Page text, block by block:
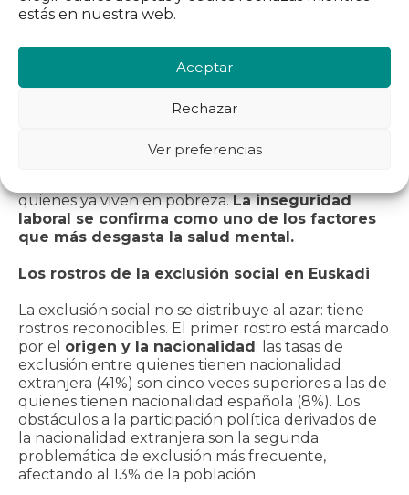
estás en nuestra web.
Aceptar
Rechazar
Ver preferencias
concentran en la población en exclusión y en
para comprar medicinas o seguir tratamientos por
falta de recursos afecta a unas 157.000 personas, y
el 13% de los hogares declara haber pasado
hambre en los últimos diez años
La exclusión y la precariedad deterioran el estado
quienes ya viven en pobreza.La inseguridad
laboral se confirma como uno de los factores
que más desgasta la salud mental.
Los rostros de la exclusión social en Euskadi
La exclusión social no se distribuye al azar: tiene
rostros reconocibles. El primer rostro está marcado
por el origen y la nacionalidad: las tasas de
exclusión entre quienes tienen nacionalidad
extranjera (41%) son cinco veces superiores a las de
quienes tienen nacionalidad española (8%). Los
obstáculos a la participación política derivados de
la nacionalidad extranjera son la segunda
problemática de exclusión más frecuente,
afectando al 13% de la población.